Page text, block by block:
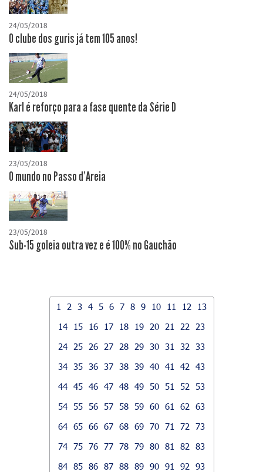
24/05/2018
O clube dos guris já tem 105 anos!
24/05/2018
Karl é reforço para a fase quente da Série D
23/05/2018
O mundo no Passo d'Areia
23/05/2018
Sub-15 goleia outra vez e é 100% no Gauchão
1 2 3 4 5 6 7 8 9 10 11 12
13
14
15 16 17 18 19 20 21 22
23
24
25 26 27 28 29 30 31 32
33
34 35 36 37 38 39 40 41 42
43
44 45 46 47 48 49 50 51 52
53
54 55 56 57 58 59 60 61 62
63
64 65 66 67 68 69 70 71 72
73
74 75 76 77 78 79 80 81 82
83
84 85 86 87 88 89 90 91 92
93